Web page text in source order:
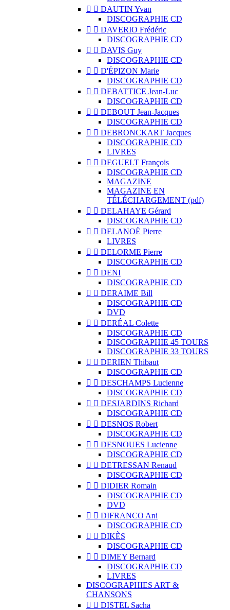
  DAUTIN Yvan
DISCOGRAPHIE CD
  DAVERIO Frédéric
DISCOGRAPHIE CD
  DAVIS Guy
DISCOGRAPHIE CD
  D'ÉPIZON Marie
DISCOGRAPHIE CD
  DEBATTICE Jean-Luc
DISCOGRAPHIE CD
  DEBOUT Jean-Jacques
DISCOGRAPHIE CD
  DEBRONCKART Jacques
DISCOGRAPHIE CD
LIVRES
  DEGUELT François
DISCOGRAPHIE CD
MAGAZINE
MAGAZINE EN
TÉLÉCHARGEMENT (pdf)
  DELAHAYE Gérard
DISCOGRAPHIE CD
  DELANOË Pierre
LIVRES
  DELORME Pierre
DISCOGRAPHIE CD
  DENI
DISCOGRAPHIE CD
  DERAIME Bill
DISCOGRAPHIE CD
DVD
  DERÉAL Colette
DISCOGRAPHIE CD
DISCOGRAPHIE 45 TOURS
DISCOGRAPHIE 33 TOURS
  DERIEN Thibaut
DISCOGRAPHIE CD
  DESCHAMPS Lucienne
DISCOGRAPHIE CD
  DESJARDINS Richard
DISCOGRAPHIE CD
  DESNOS Robert
DISCOGRAPHIE CD
  DESNOUES Lucienne
DISCOGRAPHIE CD
  DETRESSAN Renaud
DISCOGRAPHIE CD
  DIDIER Romain
DISCOGRAPHIE CD
DVD
  DIFRANCO Ani
DISCOGRAPHIE CD
  DIKÈS
DISCOGRAPHIE CD
  DIMEY Bernard
DISCOGRAPHIE CD
LIVRES
DISCOGRAPHIES ART &
CHANSONS
  DISTEL Sacha